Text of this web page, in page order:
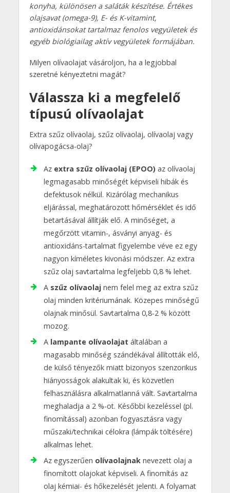
konyha, különösen a saláták készítése. Értékes
olajsavat (omega-9), E- és K-vitamint,
antioxidánsokat tartalmaz fenolos vegyületek és
egyéb biológiailag aktív vegyületek formájában.
Milyen olívaolajat vásároljon, ha a legjobbal
szeretné kényeztetni magát?
Válassza ki a megfelelő
típusú olívaolajat
Extra szűz olívaolaj, szűz olívaolaj, olívaolaj vagy
olívapogácsa-olaj?
Az extra szűz olívaolaj (EPOO) az olívaolaj
legmagasabb minőségét képviseli hibák és
defektusok nélkül. Kizárólag mechanikus
eljárással, meghatározott hőmérséklet és idő
betartásával állítják elő. A minőséget, a
megőrzött vitamin-, ásványi anyag- és
antioxidáns-tartalmat figyelembe véve ez egy
nagyon kíméletes kivonási módszer. Az extra
szűz olaj savtartalma legfeljebb 0,8 % lehet.
A szűz olívaolaj nem felel meg az extra szűz
olaj minden kritériumának. Közepes minőségű
olajnak minősül. Savtartalma 0,8-2 % között
mozog.
A lampante olívaolajat általában a
magasabb minőség szándékával állították elő,
de külső tényezők miatt bizonyos szenzorikus
hiányosságok alakultak ki, és közvetlen
felhasználásra alkalmatlanná vált. Savtartalma
meghaladja a 2 %-ot. Későbbi kezeléssel (pl.
finomítással) azonban fogyasztásra vagy
műszaki/technikai célokra (lámpák töltésére)
alkalmas lehet.
Az egyszerűen olívaolajnak nevezett olaj a
finomított olajokat képviseli. A finomítás az
olaj kémiai- és hőkezelését jelenti. A folyamat